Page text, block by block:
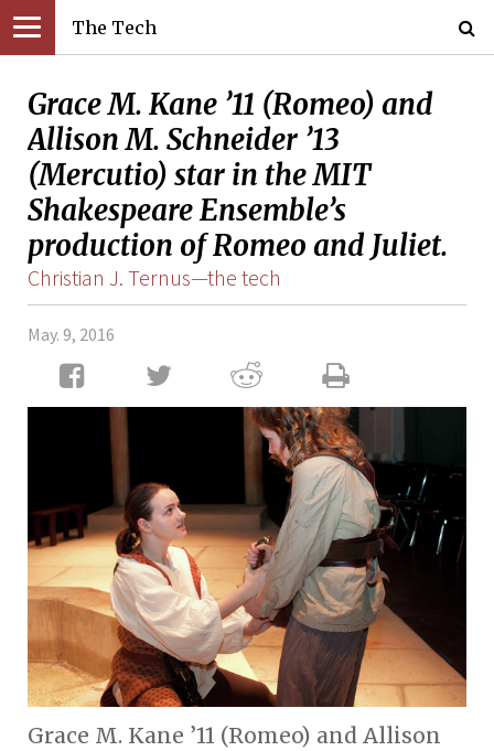
The Tech
Grace M. Kane ’11 (Romeo) and
Allison M. Schneider ’13
(Mercutio) star in the MIT
Shakespeare Ensemble’s
production of Romeo and Juliet.
Christian J. Ternus—the tech
May. 9, 2016
Grace M. Kane ’11 (Romeo) and Allison